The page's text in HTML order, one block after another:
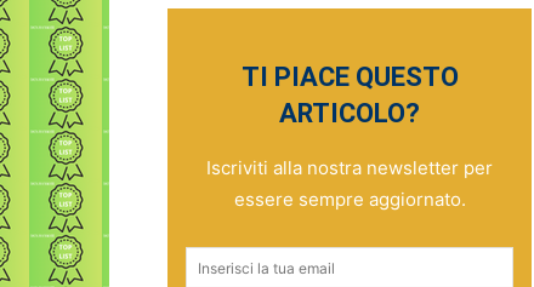
TI PIACE QUESTO
ARTICOLO?
Iscriviti alla nostra newsletter per
essere sempre aggiornato.